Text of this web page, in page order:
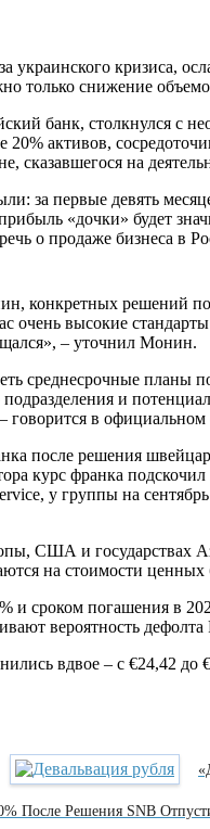
кризиса,
только снижение
банк, столкнулся с
активов,
сказавшегося на
за первые девять
«дочки» будет
о продаже бизнеса в
конкретных решений
очень высокие
– уточнил Монин.
среднесрочные планы
и
говорится в
после решения
курс франка
у группы на
США и государствах
на стоимости ценных
сроком погашения в
вероятность дефолта
вдвое – с €24,42
После Решения SNB